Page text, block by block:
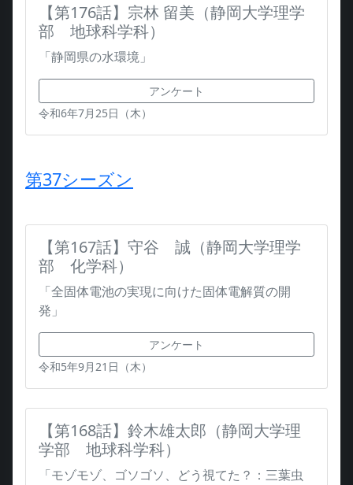
【第176話】宗林 留美（静岡大学理学
部 地球科学科）
「静岡県の水環境」
アンケート
令和6年7月25日（木）
第37シーズン
【第167話】守谷 誠（静岡大学理学
部 化学科）
「全固体電池の実現に向けた固体電解質の開
発」
アンケート
令和5年9月21日（木）
【第168話】鈴木雄太郎（静岡大学理
学部 地球科学科）
「モゾモゾ、ゴソゴソ、どう視てた？：三葉虫